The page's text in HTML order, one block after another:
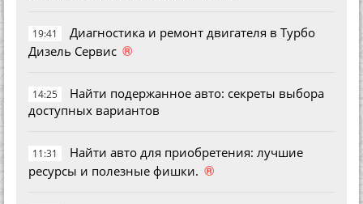
19:41
Диагностика и ремонт двигателя в Турбо
Дизель Сервис ®
14:25
Найти подержанное авто: секреты выбора
доступных вариантов
11:31
Найти авто для приобретения: лучшие
ресурсы и полезные фишки. ®